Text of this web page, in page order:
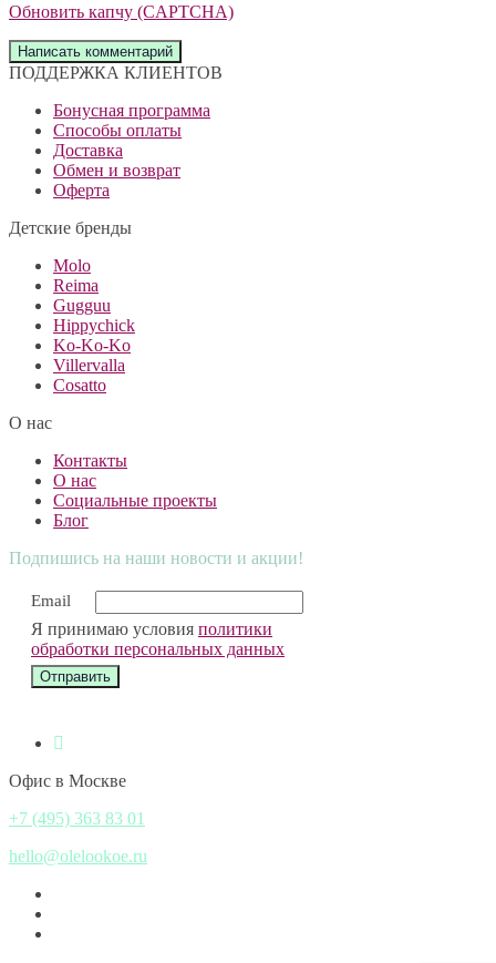
Обновить капчу (CAPTCHA)
ПОДДЕРЖКА КЛИЕНТОВ
Бонусная программа
Способы оплаты
Доставка
Обмен и возврат
Оферта
Детские бренды
Molo
Reima
Gugguu
Hippychick
Ko-Ko-Ko
Villervalla
Cosatto
О нас
Контакты
О нас
Социальные проекты
Блог
Подпишись на наши новости и акции!
Email
Я принимаю условия политики
обработки персональных данных
Офис в Москве
+7 (495) 363 83 01
hello@olelookoe.ru